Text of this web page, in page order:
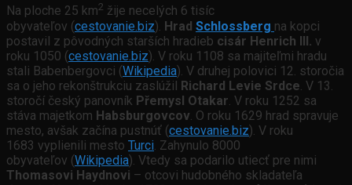
Na ploche 25 km2 žije necelých 6 tisíc
obyvateľov (cestovanie.biz). Hrad Schlossberg na kopci
postavil z pôvodných starších hradieb cisár Henrich III. v
roku 1050 (cestovanie.biz). V roku 1108 sa majiteľmi hradu
stali Babenbergovci (Wikipedia). V druhej polovici 12. storočia
sa o jeho rekonštrukciu zaslúžil Richard Levie Srdce . V 13.
storočí český panovník Přemysl Otakar . V roku 1252 sa
stáva majetkom Habsburgovcov . O roku 1629 hrad spravuje
mesto, avšak začína pustnúť (cestovanie.biz). V roku
1683 vyplienili mesto Turci . Zahynulo 8000
obyvateľov (Wikipedia). Vtedy sa podarilo utiecť pre nimi
Thomasovi Haydnovi – otcovi hudobného skladateľa